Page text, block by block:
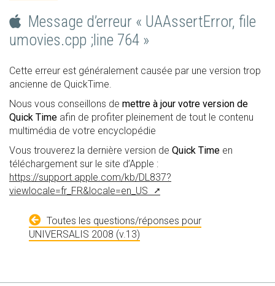
Message d’erreur « UAAssertError, file
umovies.cpp ;line 764 »
Cette erreur est généralement causée par une version trop
ancienne de QuickTime.
Nous vous conseillons de mettre à jour votre version de
Quick Time afin de profiter pleinement de tout le contenu
multimédia de votre encyclopédie
Vous trouverez la dernière version de Quick Time en
téléchargement sur le site d’Apple :
https://support.apple.com/kb/DL837?
viewlocale=fr_FR&locale=en_US
Toutes les questions/réponses pour
UNIVERSALIS 2008 (v.13)